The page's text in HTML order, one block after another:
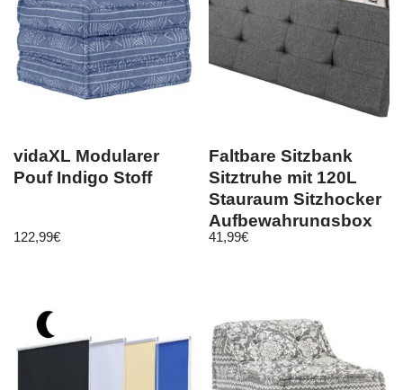
vidaXL Modularer
Pouf Indigo Stoff
122,99€
Faltbare Sitzbank
Sitztruhe mit 120L
Stauraum Sitzhocker
Aufbewahrungsbox
mit Trenner
41,99€